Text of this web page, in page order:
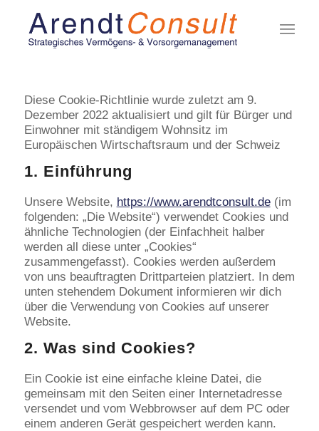
Diese Cookie-Richtlinie wurde zuletzt am 9.
Dezember 2022 aktualisiert und gilt für Bürger und
Einwohner mit ständigem Wohnsitz im
Europäischen Wirtschaftsraum und der Schweiz
1. Einführung
Unsere Website, https://www.arendtconsult.de(im
folgenden: „Die Website“) verwendet Cookies und
ähnliche Technologien (der Einfachheit halber
werden all diese unter „Cookies“
zusammengefasst). Cookies werden außerdem
von uns beauftragten Drittparteien platziert. In dem
unten stehendem Dokument informieren wir dich
über die Verwendung von Cookies auf unserer
Website.
2. Was sind Cookies?
Ein Cookie ist eine einfache kleine Datei, die
gemeinsam mit den Seiten einer Internetadresse
versendet und vom Webbrowser auf dem PC oder
einem anderen Gerät gespeichert werden kann.